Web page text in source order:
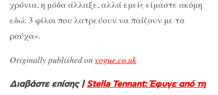
χρόνια, η μόδα άλλαξε, αλλά εμείς είμαστε ακόμη
εδώ: 3 φίλοι που λατρεύουν να παίζουν με τα
ρούχα».
Originally published on vogue.co.uk
Διαβάστε επίσης |Stella Tennant: Έφυγε από τη